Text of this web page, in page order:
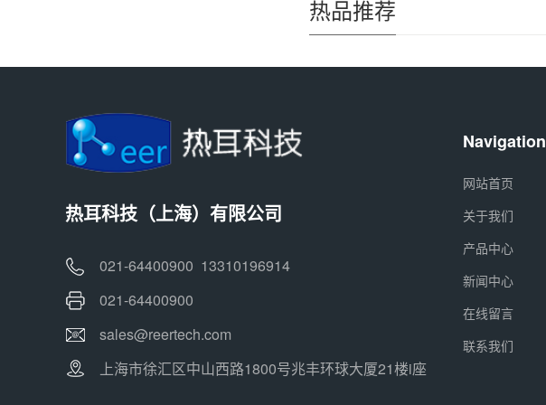
热品推荐
热耳科技（上海）有限公司
021-64400900 13310196914
021-64400900
sales@reertech.com
上海市徐汇区中山西路1800号兆丰环球大厦21楼i座
Navigation
网站首页
关于我们
产品中心
新闻中心
在线留言
联系我们